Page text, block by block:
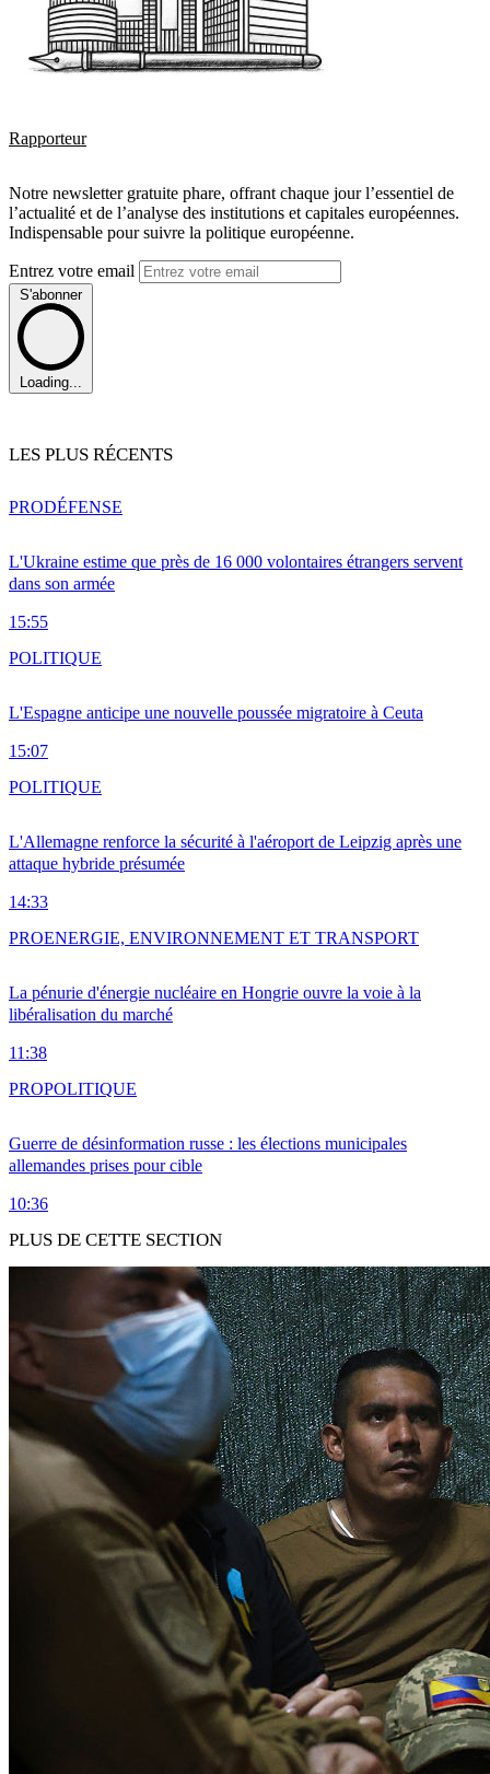
Rapporteur
Notre newsletter gratuite phare, offrant chaque jour l’essentiel de
l’actualité et de l’analyse des institutions et capitales européennes.
Indispensable pour suivre la politique européenne.
Entrez votre email
S'abonner
Loading...
LES PLUS RÉCENTS
L'Ukraine estime que près de 16 000 volontaires étrangers servent
dans son armée
15:55
PRODÉFENSE
L'Espagne anticipe une nouvelle poussée migratoire à Ceuta
15:07
POLITIQUE
L'Allemagne renforce la sécurité à l'aéroport de Leipzig après une
attaque hybride présumée
14:33
POLITIQUE
La pénurie d'énergie nucléaire en Hongrie ouvre la voie à la
libéralisation du marché
11:38
PROENERGIE, ENVIRONNEMENT ET TRANSPORT
Guerre de désinformation russe : les élections municipales
allemandes prises pour cible
10:36
PROPOLITIQUE
PLUS DE CETTE SECTION